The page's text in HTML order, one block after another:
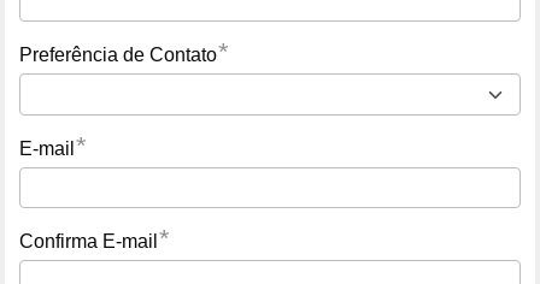
Preferência de Contato*
E-mail *
Confirma E-mail *